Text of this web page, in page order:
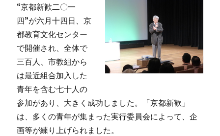
稿
日:
“京都新歓二〇一
四”が六月十四日、京
都教育文化センター
で開催され、全体で
三百人、市教組から
は最近組合加入した
青年を含む七十人の
参加があり、大きく成功しました。「京都新歓」
は、多くの青年が集まった実行委員会によって、企
画等が練り上げられました。